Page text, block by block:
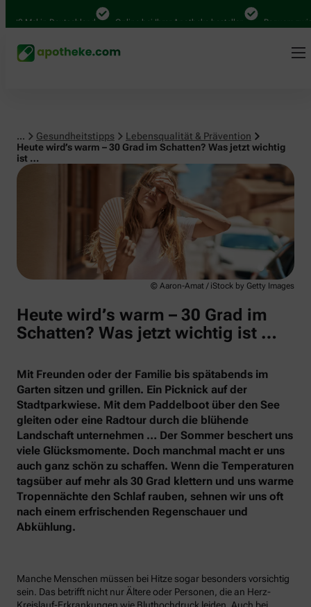
Mal in Deutschland Online bei Ihrer Apotheke bestellen Bequem
... Gesundheitstipps
Lebensqualität & Prävention
Heute wird’s warm – 30 Grad im Schatten? Was jetzt wichtig
ist …
Lebensqualität & Prävention
© Aaron-Amat / iStock by Getty Images
Heute wird’s warm – 30 Grad im
Schatten? Was jetzt wichtig ist …
Mit Freunden oder der Familie bis spätabends im
Garten sitzen und grillen. Ein Picknick auf der
Stadtparkwiese. Mit dem Paddelboot über den See
gleiten oder eine Radtour durch die blühende
Landschaft unternehmen … Der Sommer beschert uns
viele Glücksmomente. Doch manchmal macht er uns
auch ganz schön zu schaffen. Wenn die Temperaturen
tagsüber auf mehr als 30 Grad klettern und uns warme
Tropennächte den Schlaf rauben, sehnen wir uns oft
nach einem erfrischenden Regenschauer und
Abkühlung.
Manche Menschen müssen bei Hitze sogar besonders vorsichtig
sein. Das betrifft nicht nur Ältere oder Personen, die an Herz-
Kreislauf-Erkrankungen wie Bluthochdruck leiden. Auch bei